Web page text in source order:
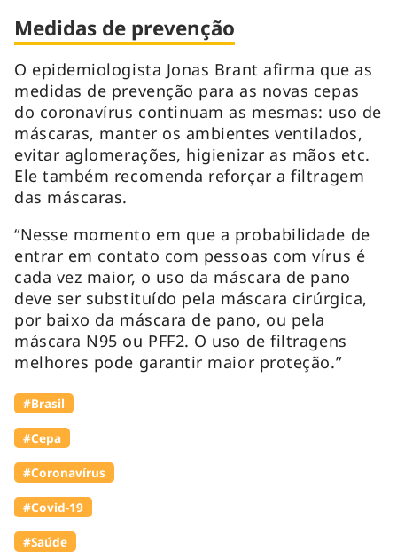
Medidas de prevenção
O epidemiologista Jonas Brant afirma que as
medidas de prevenção para as novas cepas
do coronavírus continuam as mesmas: uso de
máscaras, manter os ambientes ventilados,
evitar aglomerações, higienizar as mãos etc.
Ele também recomenda reforçar a filtragem
das máscaras.
“Nesse momento em que a probabilidade de
entrar em contato com pessoas com vírus é
cada vez maior, o uso da máscara de pano
deve ser substituído pela máscara cirúrgica,
por baixo da máscara de pano, ou pela
máscara N95 ou PFF2. O uso de filtragens
melhores pode garantir maior proteção.”
#Brasil
#Cepa
#Coronavírus
#Covid-19
#Saúde